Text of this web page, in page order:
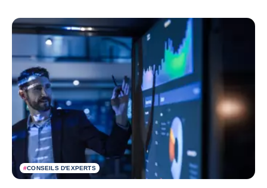
#CONSEILS D'EXPERTS